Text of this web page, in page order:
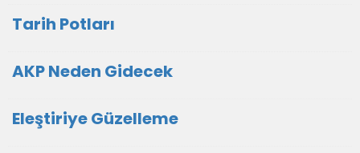
Tarih Potları
AKP Neden Gidecek
Eleştiriye Güzelleme